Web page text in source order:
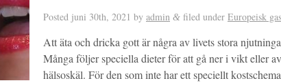
Posted juni 30th, 2021 by admin & filed under Europeisk
Att äta och dricka gott är några av livets stora
Många följer speciella dieter för att gå ner i vikt eller
hälsoskäl. För den som inte har ett speciellt kostschema